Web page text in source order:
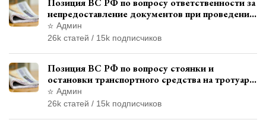
Позиция ВС РФ по вопросу ответственности за
непредоставление документов при проведении
контроля и надзора
Админ
26k статей / 15k подписчиков
Позиция ВС РФ по вопросу стоянки и
остановки транспортного средства на тротуаре
и квалификации административного
правонарушения
Админ
26k статей / 15k подписчиков